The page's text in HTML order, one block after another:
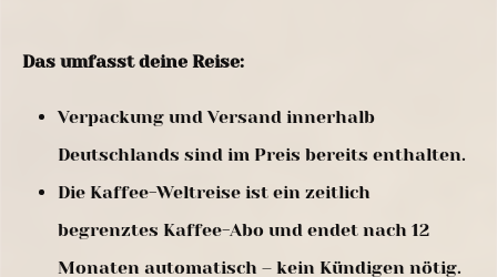
Das umfasst deine Reise:
Verpackung und Versand innerhalb
Deutschlands sind im Preis bereits enthalten.
Die Kaffee-Weltreise ist ein zeitlich
begrenztes Kaffee-Abo und endet nach 12
Monaten automatisch – kein Kündigen nötig.